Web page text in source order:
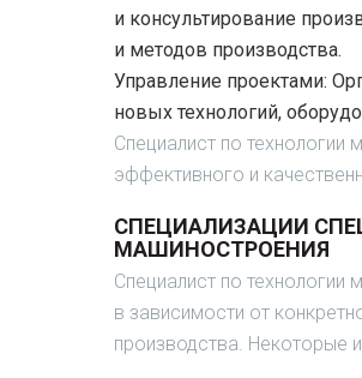
и консультирование
и методов производства.
Управление проектами:
новых технологий,
Специалист по
эффективного и
СПЕЦИАЛИЗАЦИИ
МАШИНОСТРОЕНИЯ
Специалист по
в зависимости от
производства. Некоторые